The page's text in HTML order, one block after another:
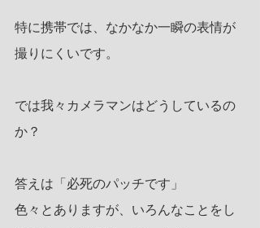
特に携帯では、なかなか一瞬の表情が
撮りにくいです。
では我々カメラマンはどうしているの
か？
答えは「必死のパッチです」
色々とありますが、いろんなことをし